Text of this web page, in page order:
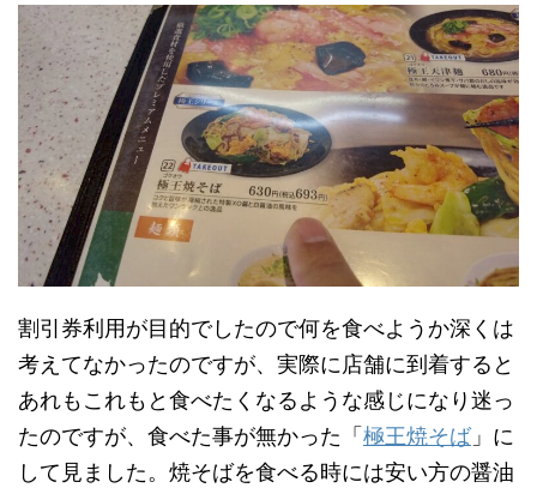
割引券利用が目的でしたので何を食べようか深くは
考えてなかったのですが、実際に店舗に到着すると
あれもこれもと食べたくなるような感じになり迷っ
たのですが、食べた事が無かった「 極王焼そば」に
して見ました。焼そばを食べる時には安い方の醤油